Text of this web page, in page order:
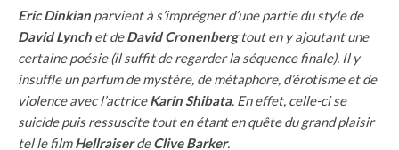
Eric Dinkian parvient à s’imprégner d’une partie du style de
David Lynch et deDavid Cronenbergtout en y ajoutant une
certaine poésie (il suffit de regarder la séquence finale). Il y
insuffle un parfum de mystère, de métaphore, d’érotisme et de
violence avec l’actriceKarin Shibata. En effet, celle-ci se
suicide puis ressuscite tout en étant en quête du grand plaisir
tel le filmHellraiserdeClive Barker.